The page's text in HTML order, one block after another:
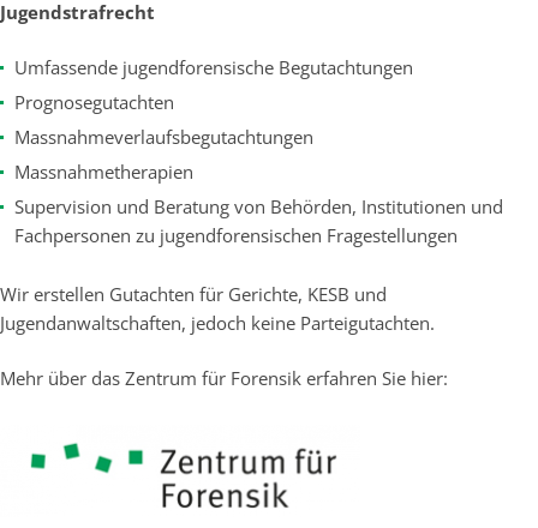
Jugendstrafrecht
Umfassende jugendforensische Begutachtungen
Prognosegutachten
Massnahmeverlaufsbegutachtungen
Massnahmetherapien
Supervision und Beratung von Behörden, Institutionen und
Fachpersonen zu jugendforensischen Fragestellungen
Wir erstellen Gutachten für Gerichte, KESB und
Jugendanwaltschaften, jedoch keine Parteigutachten.
Mehr über das Zentrum für Forensik erfahren Sie hier: